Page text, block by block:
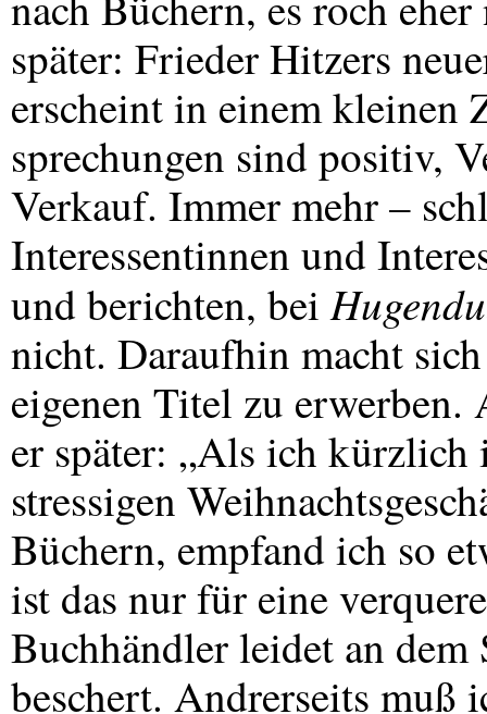
später: Frieder Hitzers
erscheint in einem kleinen
sprechungen sind positiv,
Verkauf. Immer mehr –
Interessentinnen und
und berichten, bei
nicht. Daraufhin macht
eigenen Titel zu
er später: „Als ich kürzlich
stressigen
Büchern, empfand ich so
ist das nur für eine
Buchhändler leidet an dem
beschert. Andrerseits muß